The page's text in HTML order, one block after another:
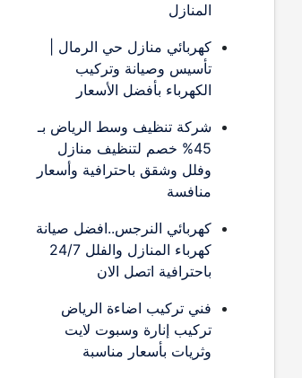
المنازل
كهربائي منازل حي الرمال |
تأسيس وصيانة وتركيب
الكهرباء بأفضل الأسعار
شركة تنظيف وسط الرياض بـ
45% خصم لتنظيف منازل
وفلل وشقق باحترافية وأسعار
منافسة
كهربائي النرجس..افضل صيانة
كهرباء المنازل والفلل 24/7
باحترافية اتصل الان
فني تركيب اضاءة الرياض
تركيب إنارة وسبوت لايت
وثريات بأسعار مناسبة